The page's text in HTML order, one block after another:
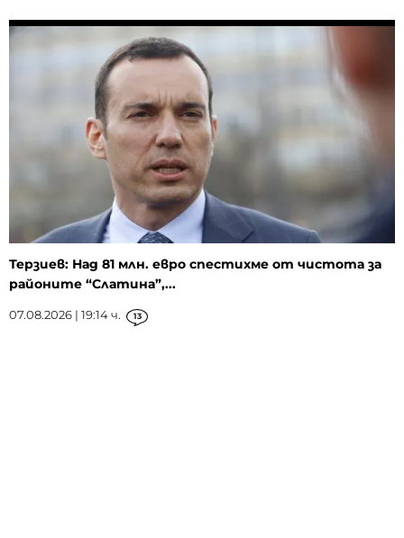
Терзиев: Над 81 млн. евро спестихме от чистота за
районите “Слатина”,...
07.08.2026 | 19:14 ч. 13